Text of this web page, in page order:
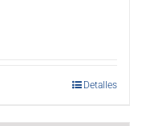
Detalles